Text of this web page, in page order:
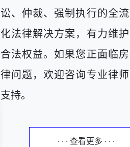
讼、仲裁、强制执行的全
化法律解决方案，有力维
合法权益。如果您正面临
律问题，欢迎咨询专业律
支持。
· · · 查看更多 · · ·